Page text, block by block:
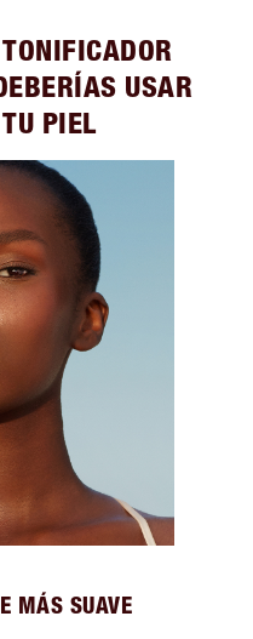
USAR
PIEL
MÁS SUAVE